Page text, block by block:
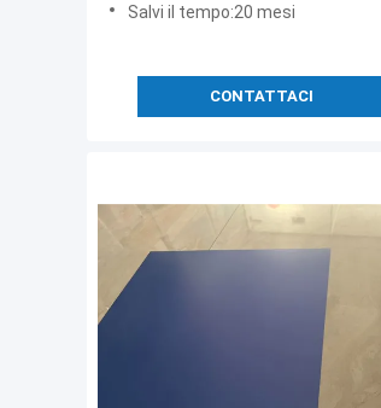
Salvi il tempo:20 mesi
CONTATTACI